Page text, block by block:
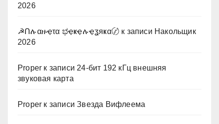
2026
☭Ոሉαዙҿτα ಭҿҝҿሉҿʓяҝα〄 к записи Накольщик
2026
Proper к записи 24-бит 192 кГц внешняя
звуковая карта
Proper к записиЗвезда Вифлеема